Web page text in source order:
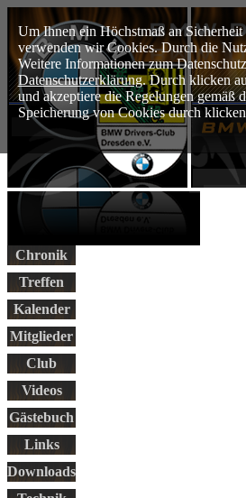
Um Ihnen ein Höchstmaß an
verwenden wir Cookies. Durch die
Weitere Informationen zum
Datenschutzerklärung. Durch klicken
und akzeptiere die Regelungen gemäß
Speicherung von Cookies durch
Chronik
Treffen
Kalender
Mitglieder
Club
Videos
Gästebuch
Links
Downloads